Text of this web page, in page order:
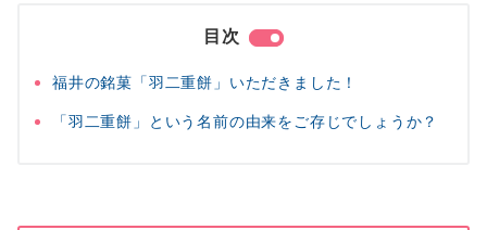
目次
福井の銘菓「羽二重餅」いただきました！
「羽二重餅」という名前の由来をご存じでしょうか？